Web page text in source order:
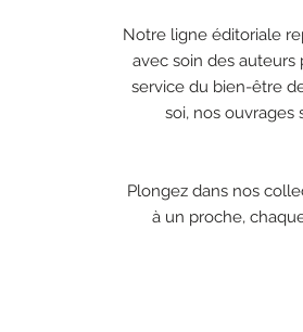
Notre ligne éditoriale
avec soin des
service du bien-être
soi, nos
Plongez dans nos
à un proche,